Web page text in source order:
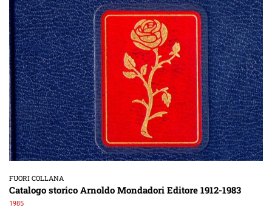
FUORI COLLANA
Catalogo storico Arnoldo Mondadori Editore 1912-1983
1985